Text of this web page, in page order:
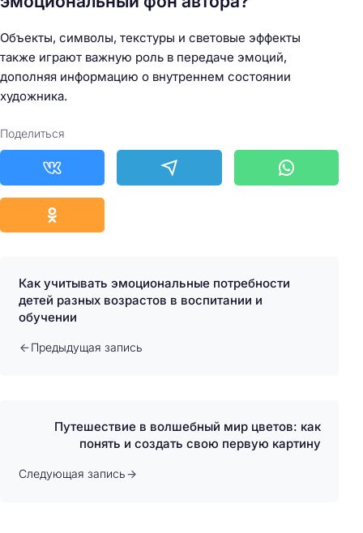
Объекты, символы, текстуры и световые эффекты
также играют важную роль в передаче эмоций,
дополняя информацию о внутреннем состоянии
художника.
Поделиться
Как учитывать эмоциональные потребности
детей разных возрастов в воспитании и
обучении
Предыдущая запись
Путешествие в волшебный мир цветов: как
понять и создать свою первую картину
Следующая запись